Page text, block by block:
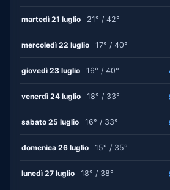
martedì 21 luglio 21° / 42°
mercoledì 22 luglio 17° / 40°
giovedì 23 luglio 16° / 40°
venerdì 24 luglio 18° / 33°
sabato 25 luglio 16° / 33°
domenica 26 luglio 15° / 35°
lunedì 27 luglio 18° / 38°